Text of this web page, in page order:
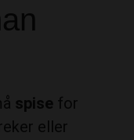
spise for
eller